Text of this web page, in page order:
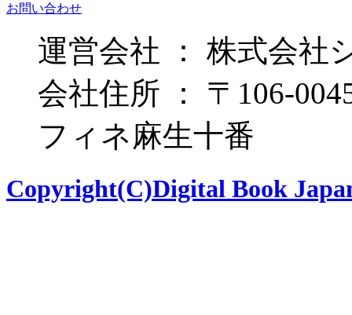
お問い合わせ
運営会社 ： 株式会社
会社住所 ： 〒106-
フィネ麻生十番
Copyright(C)Digital Book